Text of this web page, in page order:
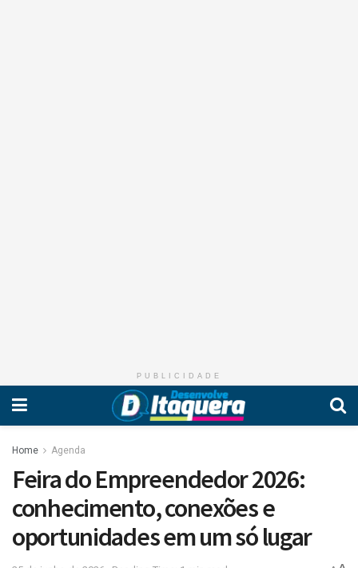
PUBLICIDADE
Home Agenda
Feira do Empreendedor 2026:
conhecimento, conexões e
oportunidades em um só lugar